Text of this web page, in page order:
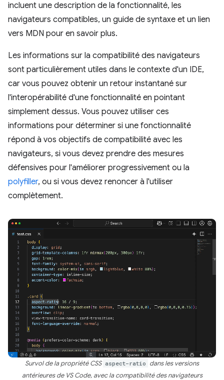
incluent une description de la fonctionnalité, les
navigateurs compatibles, un guide de syntaxe et un lien
vers MDN pour en savoir plus.
Les informations sur la compatibilité des navigateurs
sont particulièrement utiles dans le contexte d'un IDE,
car vous pouvez obtenir un retour instantané sur
l'interopérabilité d'une fonctionnalité en pointant
simplement dessus. Vous pouvez utiliser ces
informations pour déterminer si une fonctionnalité
répond à vos objectifs de compatibilité avec les
navigateurs, si vous devez prendre des mesures
défensives pour l'améliorer progressivement ou la
polyfiller, ou si vous devez renoncer à l'utiliser
complètement.
Survol de la propriété CSS aspect-ratio dans les versions
antérieures de VS Code, avec la compatibilité des navigateurs